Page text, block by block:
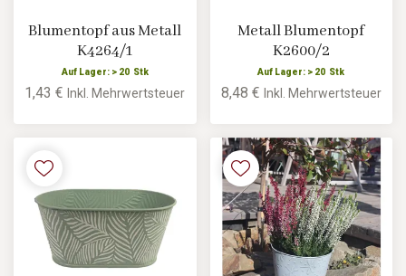
Blumentopf aus Metall
K4264/1
Auf Lager: > 20 Stk
1,43 €Inkl. Mehrwertsteuer
Metall Blumentopf
K2600/2
Auf Lager: > 20 Stk
8,48 € Inkl. Mehrwertsteuer